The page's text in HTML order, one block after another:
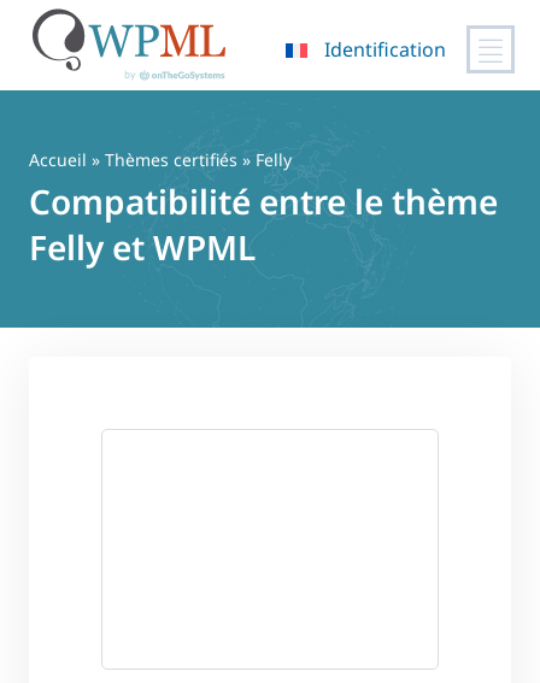
contenu
Identification
Accueil » Thèmes certifiés » Felly
Compatibilité entre le thème
Felly et WPML